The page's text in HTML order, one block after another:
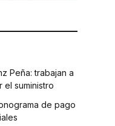
Peña: trabajan a
suministro
de pago